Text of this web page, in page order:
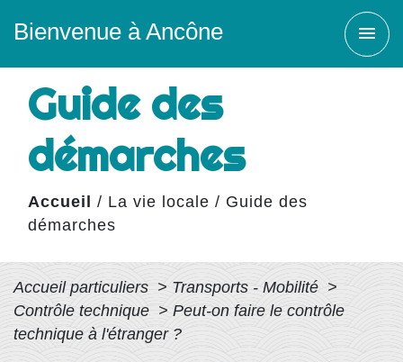
Bienvenue à Ancône menu
Guide des
démarches
Accueil / La vie locale / Guide des
démarches
Accueil particuliers > Transports - Mobilité >
Contrôle technique > Peut-on faire le contrôle
technique à l'étranger ?